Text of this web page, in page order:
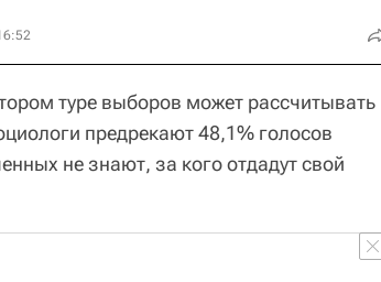
туре выборов может рассчитывать
предрекают 48,1% голосов
не знают, за кого отдадут свой